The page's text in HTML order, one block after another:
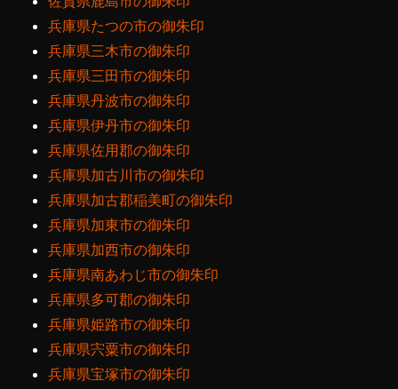
兵庫県たつの市の御朱印
兵庫県三木市の御朱印
兵庫県三田市の御朱印
兵庫県丹波市の御朱印
兵庫県伊丹市の御朱印
兵庫県佐用郡の御朱印
兵庫県加古川市の御朱印
兵庫県加古郡稲美町の御朱印
兵庫県加東市の御朱印
兵庫県加西市の御朱印
兵庫県南あわじ市の御朱印
兵庫県多可郡の御朱印
兵庫県姫路市の御朱印
兵庫県宍粟市の御朱印
兵庫県宝塚市の御朱印